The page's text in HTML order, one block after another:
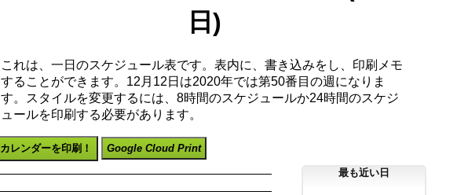
日)
これは、一日のスケジュール表です。表内に、書き込みをし、印刷メモ
することができます。12月12日は2020年では第50番目の週になりま
す。スタイルを変更するには、8時間のスケジュールか24時間のスケジ
ュールを印刷する必要があります。
カレンダーを印刷！ Google Cloud Print
最も近い日